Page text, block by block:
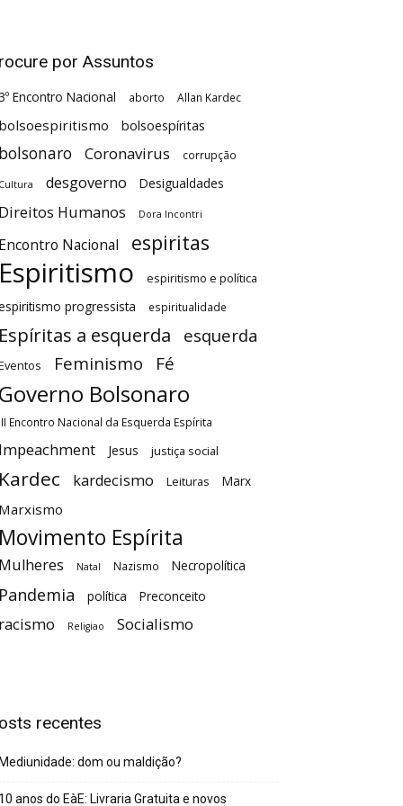
por Assuntos
Encontro Nacional aborto Allan Kardec
bolsoespíritas
Coronavirus corrupção
desgoverno Desigualdades
Humanos Dora Incontri
Nacional espiritas
espiritismo e política
progressista espiritualidade
a esquerda esquerda
Feminismo Fé
Bolsonaro
Encontro Nacional da Esquerda Espírita
Jesus justiça social
kardecismo Leituras Marx
Espírita
Natal Nazismo Necropolítica
política Preconceito
Religiao Socialismo
recentes
dom ou maldição?
anos do EàE: Livraria Gratuita e novos